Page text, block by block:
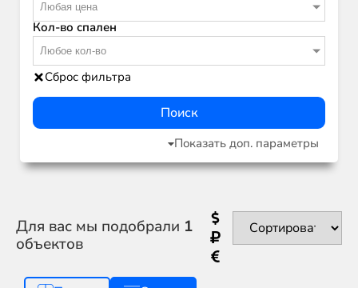
Любая цена
Кол-во спален
Любое кол-во
Сброс фильтра
Поиск
Показать доп. параметры
Для вас мы подобрали 1
объектов